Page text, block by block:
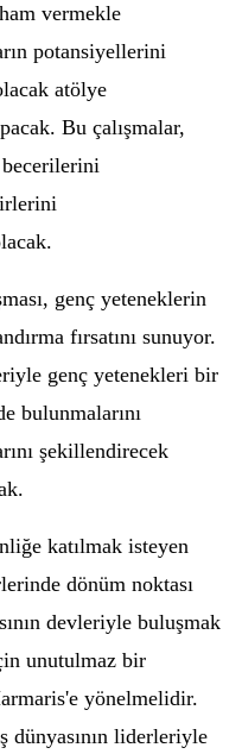
vermekle
potansiyellerini
atölye
Bu çalışmalar,
becerilerini
genç yeteneklerin
fırsatını sunuyor.
genç yetenekleri bir
bulunmalarını
şekillendirecek
katılmak isteyen
dönüm noktası
devleriyle buluşmak
unutulmaz bir
yönelmelidir.
liderleriyle